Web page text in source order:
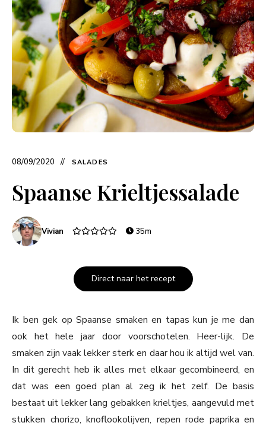
08/09/2020 SALADES
Spaanse Krieltjessalade
Vivian 35m
Direct naar het recept
Ik ben gek op Spaanse smaken en tapas kun je me dan
ook het hele jaar door voorschotelen. Heer-lijk. De
smaken zijn vaak lekker sterk en daar hou ik altijd wel van.
In dit gerecht heb ik alles met elkaar gecombineerd, en
dat was een goed plan al zeg ik het zelf. De basis
bestaat uit lekker lang gebakken krieltjes, aangevuld met
stukken chorizo, knoflookolijven, repen rode paprika en